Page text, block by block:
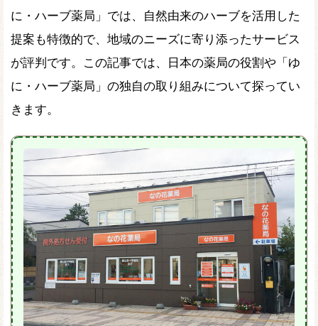
に・ハーブ薬局」では、自然由来のハーブを活用した
提案も特徴的で、地域のニーズに寄り添ったサービス
が評判です。この記事では、日本の薬局の役割や「ゆ
に・ハーブ薬局」の独自の取り組みについて探ってい
きます。